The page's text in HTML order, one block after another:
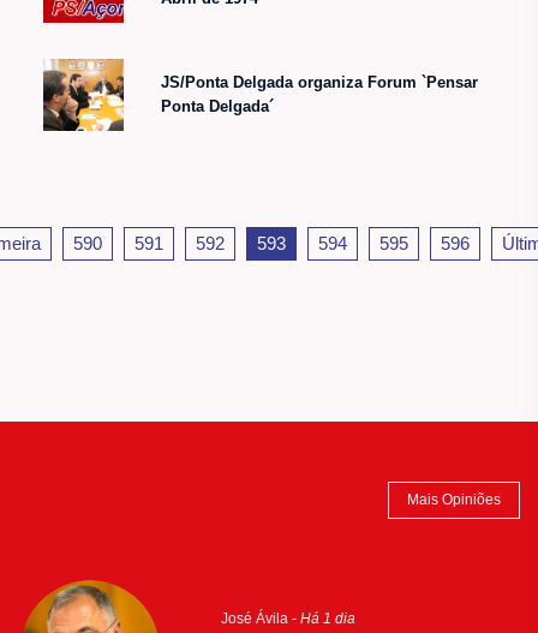
JS/Ponta Delgada organiza Forum `Pensar
Ponta Delgada´
590 591 592 593 594 595 596
Mais Opiniões
José Ávila - Há 1 dia